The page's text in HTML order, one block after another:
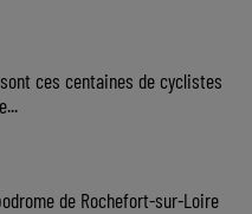
ces centaines de cyclistes
de Rochefort-sur-Loire